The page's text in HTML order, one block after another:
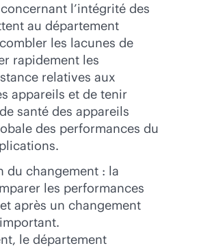
l’intégrité des
au département
les lacunes de
rapidement les
relatives aux
appareils et de tenir
santé des appareils
des performances du
du changement : la
les performances
après un changement
le département